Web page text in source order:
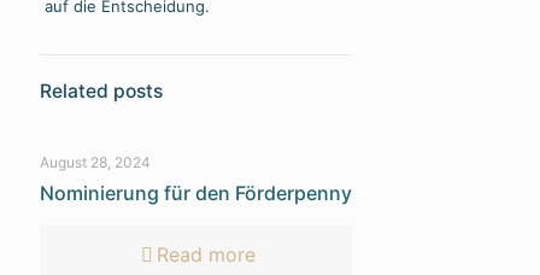
auf die Entscheidung.
Related posts
August 28, 2024
Nominierung für den Förderpenny
Read more